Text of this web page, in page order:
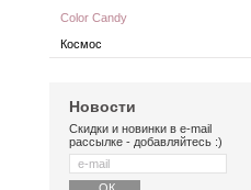
Color Candy
Космос
Новости
Скидки и новинки в e-mail
рассылке - добавляйтесь :)